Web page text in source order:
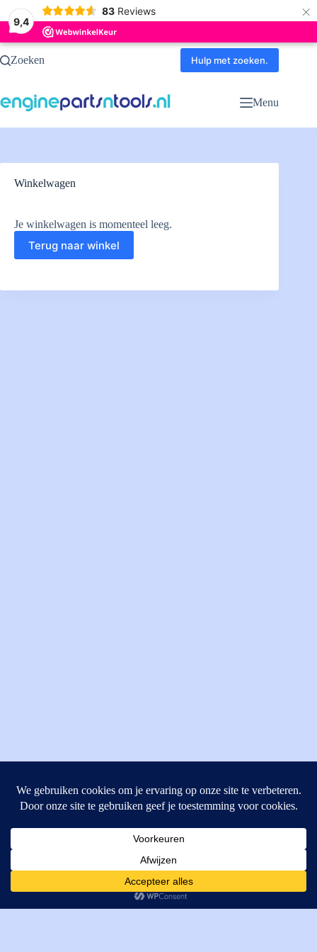
9,4
83 Reviews ×
Ga
naarZoeken Hulp met zoeken.
Menu
Winkelwagen
Je winkelwagen is momenteel leeg.
Terug naar winkel
4462GE, Goes
T: +31 (0) 111-484438
M:parts@mitechniek.nl
VAT: NL862802295B01
Cookies helpen ons bij het leveren van onze diensten. Door
gebruik te maken van onze diensten, gaat u akkoord met ons
gebruik van cookies.